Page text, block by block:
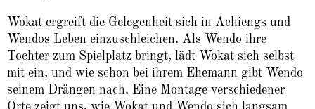
Wokat ergreift die Gelegenheit sich in Achiengs und
Wendos Leben einzuschleichen. Als Wendo ihre
Tochter zum Spielplatz bringt, lädt Wokat sich selbst
mit ein, und wie schon bei ihrem Ehemann gibt Wendo
seinem Drängen nach. Eine Montage verschiedener